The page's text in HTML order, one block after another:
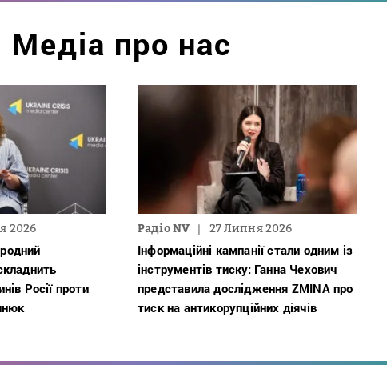
Медіа про нас
2026
Росії проти
Радіо NV 27 Липня 2026
Інформаційні кампанії стали одним із
інструментів тиску: Ганна Чехович
представила дослідження ZMINA про
тиск на антикорупційних діячів